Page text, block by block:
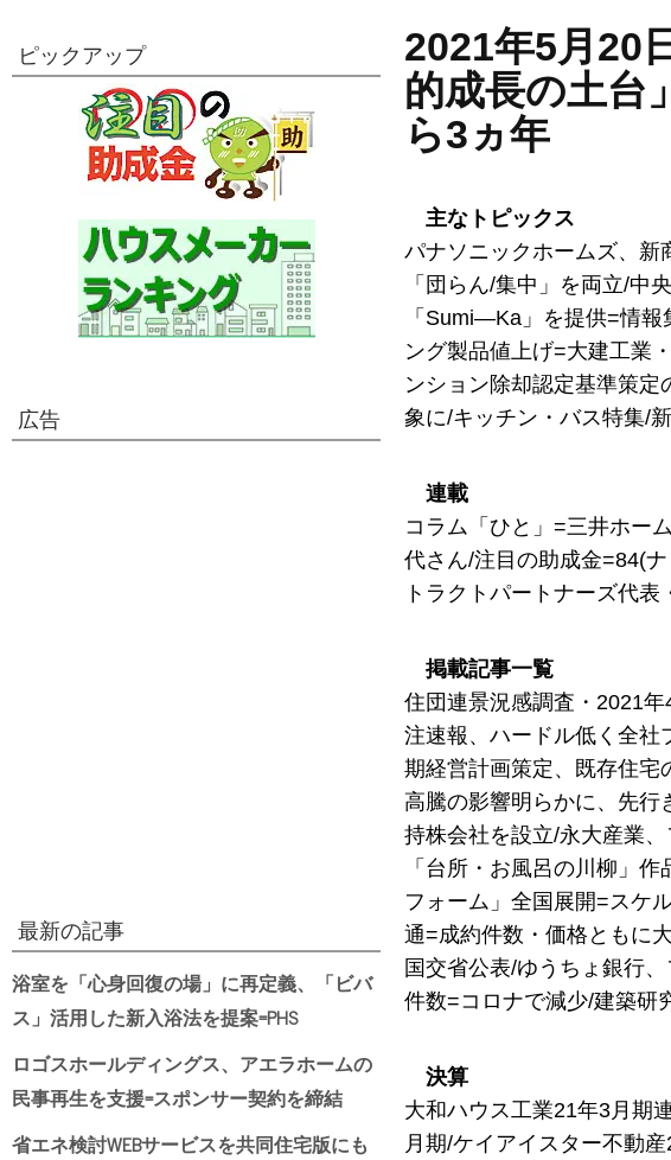
2021年5月20
的成長の土台
ら3ヵ年
主なトピックス
パナソニックホームズ、新
「団らん/集中」を両立/中
「Sumi―Ka」を提供=情
ング製品値上げ=大建工業
ンション除却認定基準策
象に/キッチン・バス特集/
連載
コラム「ひと」=三井ホー
代さん/注目の助成金=84(
トラクトパートナーズ代表
掲載記事一覧
住団連景況感調査・2021
注速報、ハードル低く全社
期経営計画策定、既存住宅
高騰の影響明らかに、先行
持株会社を設立/永大産業
「台所・お風呂の川柳」
フォーム」全国展開=スケ
通=成約件数・価格ともに
国交省公表/ゆうちょ銀行
件数=コロナで減少/建築研
決算
大和ハウス工業21年3月期
月期/ケイアイスター不動
ピックアップ
広告
最新の記事
浴室を「心身回復の場」に再定義、「ビバ
ス」活用した新入浴法を提案=PHS
ロゴスホールディングス、アエラホームの
民事再生を支援=スポンサー契約を締結
省エネ検討WEBサービスを共同住宅版にも